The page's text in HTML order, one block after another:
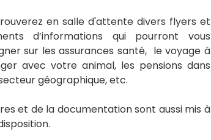
en salle d'attente divers flyers et
d’informations qui pourront vous
sur les assurances santé, le voyage à
avec votre animal, les pensions dans
géographique, etc.
et de la documentation sont aussi mis à